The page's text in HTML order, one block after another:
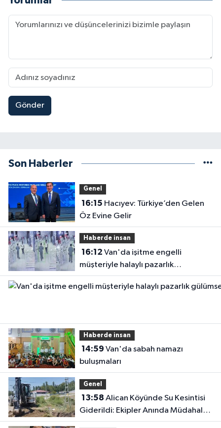
Gönder
Son Haberler
Genel
16:15
Öz Evine Gelir
Haberde insan
16:12
müşteriyle halaylı pazarlık
gülümsetti
Haberde insan
14:59
buluşmaları
Genel
13:58
Giderildi: Ekipler Anında Müdahale
Etti